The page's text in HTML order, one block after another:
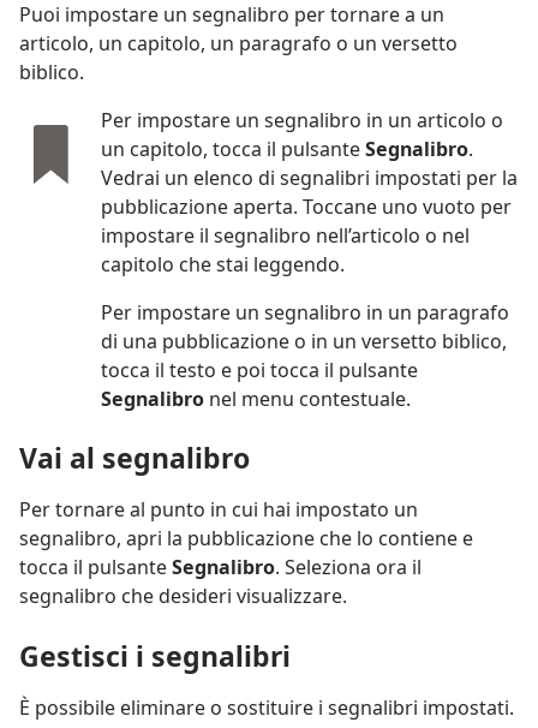
Puoi impostare un segnalibro per tornare a un
articolo, un capitolo, un paragrafo o un versetto
biblico.
Per impostare un segnalibro in un articolo o
un capitolo, tocca il pulsanteSegnalibro.
Vedrai un elenco di segnalibri impostati per la
pubblicazione aperta. Toccane uno vuoto per
impostare il segnalibro nell’articolo o nel
capitolo che stai leggendo.
Per impostare un segnalibro in un paragrafo
di una pubblicazione o in un versetto biblico,
tocca il testo e poi tocca il pulsante
Segnalibro nel menu contestuale.
Vai al segnalibro
Per tornare al punto in cui hai impostato un
segnalibro, apri la pubblicazione che lo contiene e
tocca il pulsanteSegnalibro. Seleziona ora il
segnalibro che desideri visualizzare.
Gestisci i segnalibri
È possibile eliminare o sostituire i segnalibri impostati.